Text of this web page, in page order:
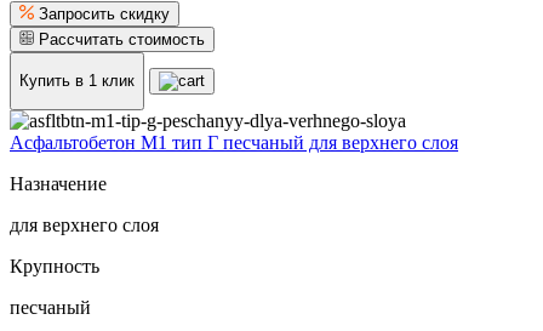
Запросить скидку
Рассчитать стоимость
Купить в 1 клик
Асфальтобетон М1 тип Г песчаный для верхнего слоя
Назначение
для верхнего слоя
Крупность
песчаный